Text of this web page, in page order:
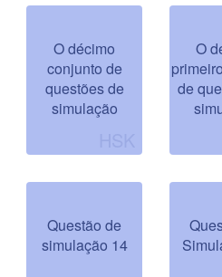
O décimo
conjunto de
questões de
simulação
O
de
Questão de
simulação 14